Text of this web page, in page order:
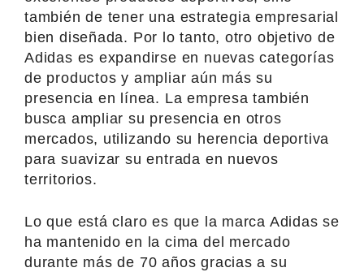
también de tener una estrategia empresarial
bien diseñada. Por lo tanto, otro objetivo de
Adidas es expandirse en nuevas categorías
de productos y ampliar aún más su
presencia en línea. La empresa también
busca ampliar su presencia en otros
mercados, utilizando su herencia deportiva
para suavizar su entrada en nuevos
territorios.
Lo que está claro es que la marca Adidas se
ha mantenido en la cima del mercado
durante más de 70 años gracias a su